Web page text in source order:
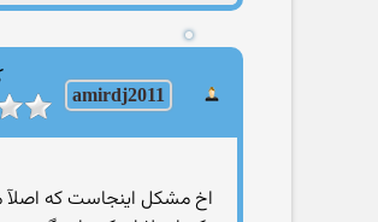
amirdj2011
اخ مشکل اینجاست که اصلآ